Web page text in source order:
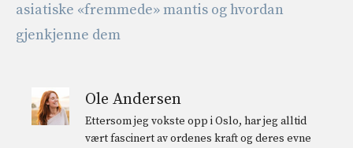
asiatiske «fremmede» mantis og hvordan
gjenkjenne dem
Ole Andersen
Ettersom jeg vokste opp i Oslo, har jeg alltid
vært fascinert av ordenes kraft og deres evne